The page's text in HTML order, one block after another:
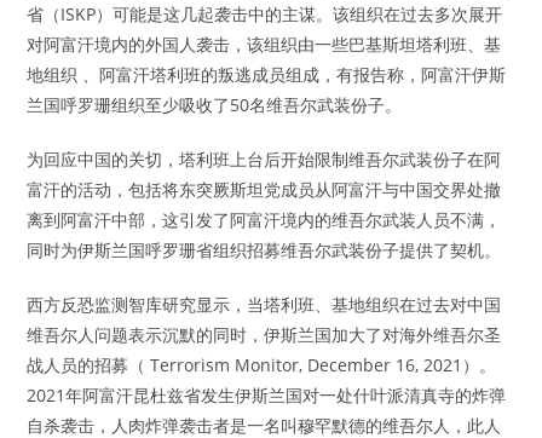
省（ISKP）可能是这几起袭击中的主谋。该组织在过去多次展开
对阿富汗境内的外国人袭击，该组织由一些巴基斯坦塔利班、基
地组织 、阿富汗塔利班的叛逃成员组成，有报告称，阿富汗伊斯
兰国呼罗珊组织至少吸收了50名维吾尔武装份子。
为回应中国的关切，塔利班上台后开始限制维吾尔武装份子在阿
富汗的活动，包括将东突厥斯坦党成员从阿富汗与中国交界处撤
离到阿富汗中部，这引发了阿富汗境内的维吾尔武装人员不满，
同时为伊斯兰国呼罗珊省组织招募维吾尔武装份子提供了契机。
西方反恐监测智库研究显示，当塔利班、基地组织在过去对中国
维吾尔人问题表示沉默的同时，伊斯兰国加大了对海外维吾尔圣
战人员的招募（ Terrorism Monitor, December 16, 2021）。
2021年阿富汗昆杜兹省发生伊斯兰国对一处什叶派清真寺的炸弹
自杀袭击，人肉炸弹袭击者是一名叫穆罕默德的维吾尔人，此人